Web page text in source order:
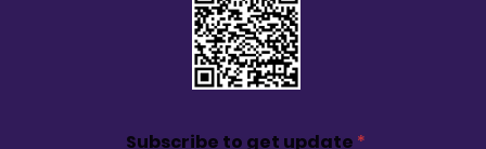
Subscribe to get update *